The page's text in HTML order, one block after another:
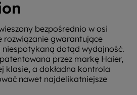
bezpośrednio w osi
rozwiązanie gwarantujące
niespotykaną dotąd wydajność.
przez markę Haier,
klasie, a dokładna kontrola
nawet najdelikatniejsze